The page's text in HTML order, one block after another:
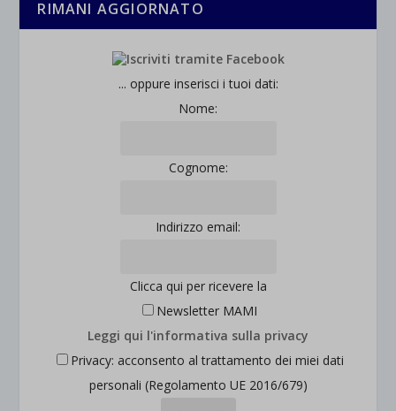
RIMANI AGGIORNATO
... oppure inserisci i tuoi dati:
Nome:
Cognome:
Indirizzo email:
Clicca qui per ricevere la
Newsletter MAMI
Leggi qui l'informativa sulla privacy
Privacy: acconsento al trattamento dei miei dati
personali (Regolamento UE 2016/679)